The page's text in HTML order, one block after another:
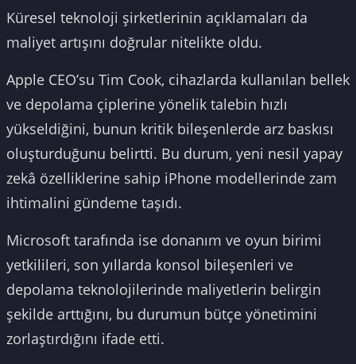
Küresel teknoloji şirketlerinin açıklamaları da
maliyet artışını doğrular nitelikte oldu.
Apple CEO’su Tim Cook, cihazlarda kullanılan bellek
ve depolama çiplerine yönelik talebin hızlı
yükseldiğini, bunun kritik bileşenlerde arz baskısı
oluşturduğunu belirtti. Bu durum, yeni nesil yapay
zekâ özelliklerine sahip iPhone modellerinde zam
ihtimalini gündeme taşıdı.
Microsoft tarafında ise donanım ve oyun birimi
yetkilileri, son yıllarda konsol bileşenleri ve
depolama teknolojilerinde maliyetlerin belirgin
şekilde arttığını, bu durumun bütçe yönetimini
zorlaştırdığını ifade etti.